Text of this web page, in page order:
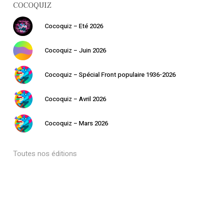
COCOQUIZ
Cocoquiz – Eté 2026
Cocoquiz – Juin 2026
Cocoquiz – Spécial Front populaire 1936-2026
Cocoquiz – Avril 2026
Cocoquiz – Mars 2026
Toutes nos éditions